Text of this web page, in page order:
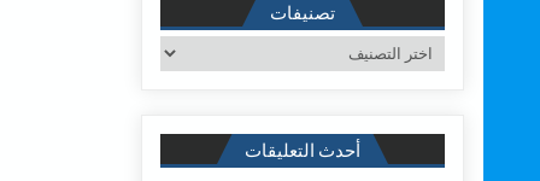
تصنيفات
تصنيفات
أحدث التعليقات